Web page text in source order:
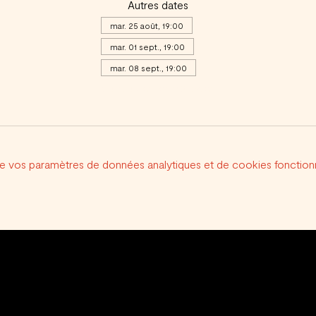
Autres dates
mar. 25 août, 19:00
mar. 01 sept., 19:00
mar. 08 sept., 19:00
vos paramètres de données analytiques et de cookies